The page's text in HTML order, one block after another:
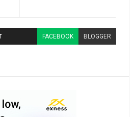
FACEBOOK BLOGGER